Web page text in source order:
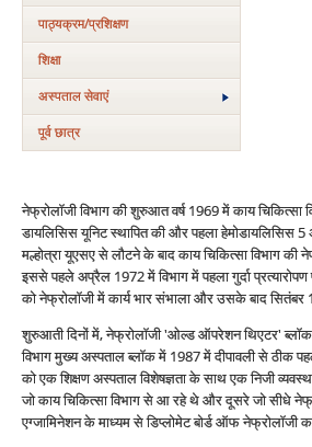
पाठ्यक्रम/प्रशिक्षण
शिक्षा
अस्‍पताल सेवाएं
पूर्व छात्र
नेफ्रोलॉजी विभाग की शुरुआत वर्ष 1969 में काय
डायलिसिस यूनिट स्थापित की और पहला
मल्होत्रा यूएसए से लौटने के बाद काय चिकित्सा विभाग
इससे पहले अप्रैल 1972 में विभाग में पहला गुर्दा
को नेफ्रोलॉजी में कार्य भार संभाला और उसके बाद सितंबर
शुरुआती दिनों में, नेफ्रोलॉजी 'ओल्ड ऑपरेशन थिएटर'
विभाग मुख्य अस्पताल ब्लॉक में 1987 में दीपावली से ठीक
को एक शिक्षण अस्पताल विशेषज्ञता के साथ एक निजी
जो काय चिकित्‍सा विभाग से आ रहे थे और दूसरे जो सीधे
एग्जामिनेशन के माध्यम से डिप्लोमेट बोर्ड ऑफ नेफ्रोलॉजी